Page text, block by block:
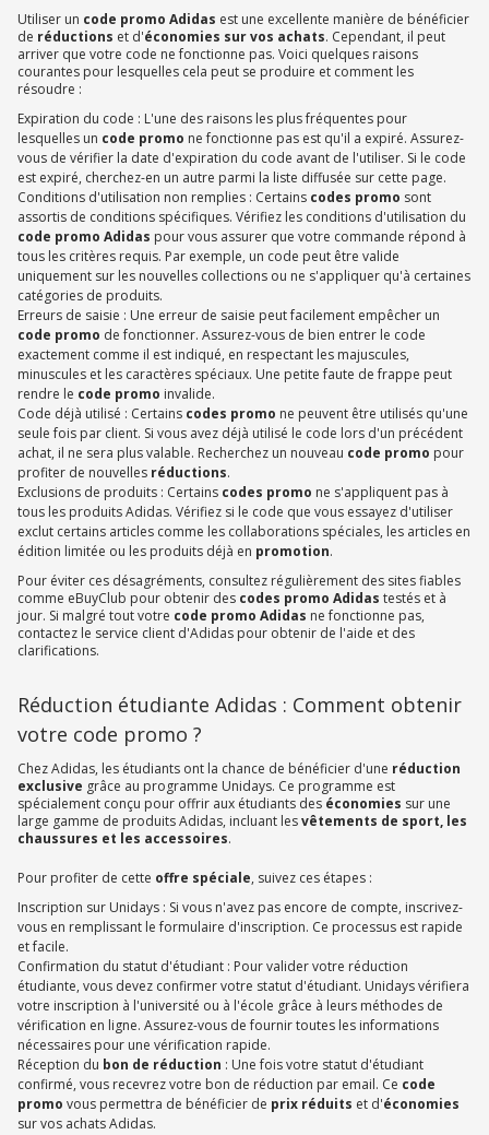
Utiliser un code promo Adidas est une excellente manière de bénéficier
de réductions et d'économies sur vos achats. Cependant, il peut
arriver que votre code ne fonctionne pas. Voici quelques raisons
courantes pour lesquelles cela peut se produire et comment les
résoudre :
Expiration du code : L'une des raisons les plus fréquentes pour
lesquelles un code promo ne fonctionne pas est qu'il a expiré. Assurez-
vous de vérifier la date d'expiration du code avant de l'utiliser. Si le code
est expiré, cherchez-en un autre parmi la liste diffusée sur cette page.
Conditions d'utilisation non remplies : Certains codes promo sont
assortis de conditions spécifiques. Vérifiez les conditions d'utilisation du
code promo Adidas pour vous assurer que votre commande répond à
tous les critères requis. Par exemple, un code peut être valide
uniquement sur les nouvelles collections ou ne s'appliquer qu'à certaines
catégories de produits.
Erreurs de saisie : Une erreur de saisie peut facilement empêcher un
code promo de fonctionner. Assurez-vous de bien entrer le code
exactement comme il est indiqué, en respectant les majuscules,
minuscules et les caractères spéciaux. Une petite faute de frappe peut
rendre le code promo invalide.
Code déjà utilisé : Certains codes promo ne peuvent être utilisés qu'une
seule fois par client. Si vous avez déjà utilisé le code lors d'un précédent
achat, il ne sera plus valable. Recherchez un nouveau code promo pour
profiter de nouvelles réductions.
Exclusions de produits : Certains codes promo ne s'appliquent pas à
tous les produits Adidas. Vérifiez si le code que vous essayez d'utiliser
exclut certains articles comme les collaborations spéciales, les articles en
édition limitée ou les produits déjà en promotion.
Pour éviter ces désagréments, consultez régulièrement des sites fiables
comme eBuyClub pour obtenir des codes promo Adidas testés et à
jour. Si malgré tout votre code promo Adidas ne fonctionne pas,
contactez le service client d'Adidas pour obtenir de l'aide et des
clarifications.
Réduction étudiante Adidas : Comment obtenir
votre code promo ?
Chez Adidas, les étudiants ont la chance de bénéficier d'une réduction
exclusive grâce au programme Unidays. Ce programme est
spécialement conçu pour offrir aux étudiants des économies sur une
large gamme de produits Adidas, incluant lesvêtements de sport, les
chaussures et les accessoires.
Pour profiter de cette offre spéciale, suivez ces étapes :
Inscription sur Unidays : Si vous n'avez pas encore de compte, inscrivez-
vous en remplissant le formulaire d'inscription. Ce processus est rapide
et facile.
Confirmation du statut d'étudiant : Pour valider votre réduction
étudiante, vous devez confirmer votre statut d'étudiant. Unidays vérifiera
votre inscription à l'université ou à l'école grâce à leurs méthodes de
vérification en ligne. Assurez-vous de fournir toutes les informations
nécessaires pour une vérification rapide.
Réception du bon de réduction : Une fois votre statut d'étudiant
confirmé, vous recevrez votre bon de réduction par email. Ce code
promo vous permettra de bénéficier de prix réduits et d'économies
sur vos achats Adidas.